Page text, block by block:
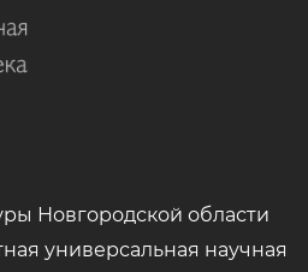
Новгородской области
универсальная научная